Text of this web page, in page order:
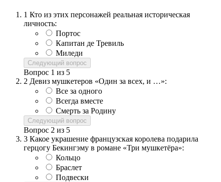
1 Кто из этих персонажей реальная историческая
личность:
Портос
Капитан де Тревиль
Миледи
Следующий вопрос
Вопрос 1 из 5
2 Девиз мушкетеров «Один за всех, и …»:
Все за одного
Всегда вместе
Смерть за Родину
Следующий вопрос
Вопрос 2 из 5
3 Какое украшение французская королева подарила
герцогу Бекингэму в романе «Три мушкетёра»:
Кольцо
Браслет
Подвески